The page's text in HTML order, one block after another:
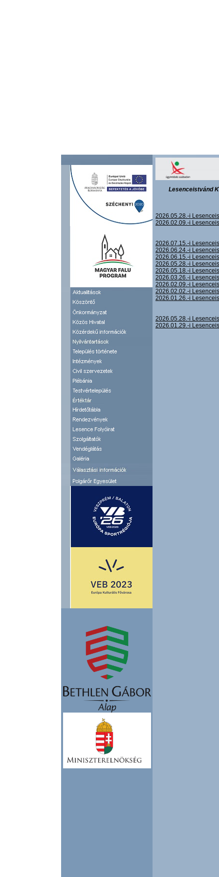
Lesenceistvánd
2026.05.28.-i
2026.02.09.-i
2026.07.15.-i
2026.06.24.-i
2026.06.15.-i
2026.05.28.-i
2026.05.18.-i
2026.03.26.-i
2026.02.09.-i
2026.02.02.-i
2026.01.26.-i
2026.05.28.-i
2026.01.29.-i